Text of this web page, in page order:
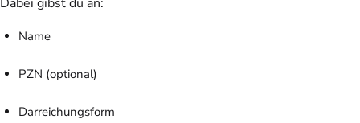
Name
PZN (optional)
Darreichungsform